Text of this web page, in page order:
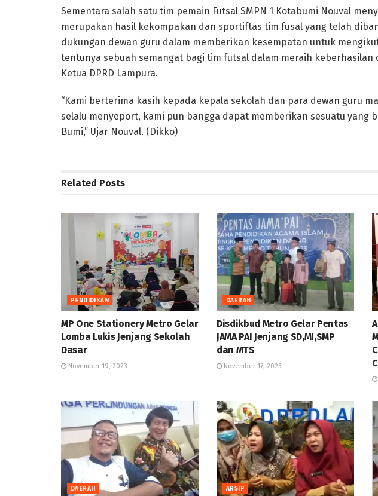
Sementara salah satu tim pemain Futsal SMPN 1 Kotabumi Nouval
merupakan hasil kekompakan dan sportiftas tim fusal yang telah
dukungan dewan guru dalam memberikan kesempatan untuk
tentunya sebuah semangat bagi tim futsal dalam meraih
Ketua DPRD Lampura.
“Kami berterima kasih kepada kepala sekolah dan para dewan guru
selalu menyeport, kami pun bangga dapat memberikan sesuatu yang
Bumi,” Ujar Nouval. (Dikko)
Related Posts
PENDIDIKAN
MP One Stationery Metro Gelar
Lomba Lukis Jenjang Sekolah
Dasar
November 19, 2023
DAERAH
Disdikbud Metro Gelar Pentas
JAMA PAI Jenjang SD,MI,SMP
dan MTS
November 17, 2023
DAERAH ARSIP